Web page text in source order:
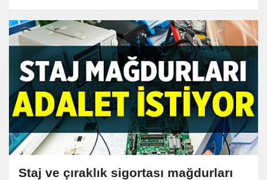
Staj ve çıraklık sigortası mağdurları